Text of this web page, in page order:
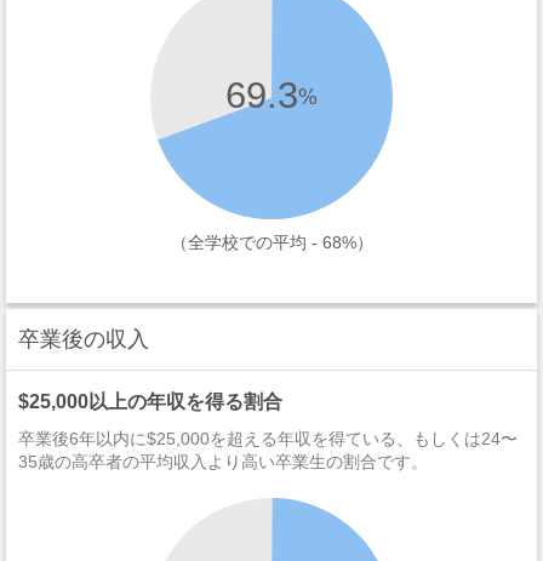
69.3%
（全学校での平均 - 68%）
卒業後の収入
$25,000以上の年収を得る割合
卒業後6年以内に$25,000を超える年収を得ている、もしくは24〜
35歳の高卒者の平均収入より高い卒業生の割合です。